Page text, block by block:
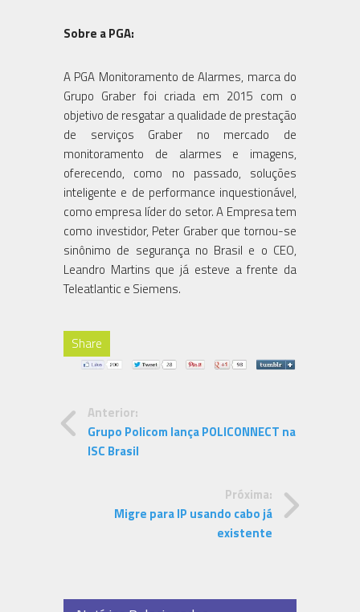
Sobre a PGA:
A PGA Monitoramento de Alarmes, marca do
Grupo Graber foi criada em 2015 com o
objetivo de resgatar a qualidade de prestação
de serviços Graber no mercado de
monitoramento de alarmes e imagens,
oferecendo, como no passado, soluções
inteligente e de performance inquestionável,
como empresa líder do setor. A Empresa tem
como investidor, Peter Graber que tornou-se
sinônimo de segurança no Brasil e o CEO,
Leandro Martins que já esteve a frente da
Teleatlantic e Siemens.
Share
Anterior:
Grupo Policom lança POLICONNECT na
ISC Brasil
Próxima:
Migre para IP usando cabo já
existente